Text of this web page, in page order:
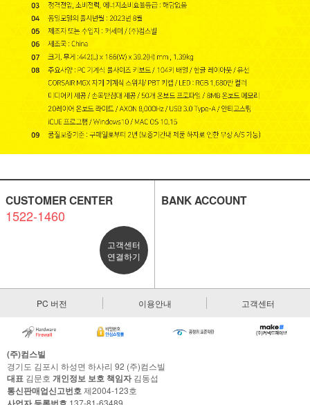
CUSTOMER CENTER
1522-1460
고객센터
연결하기
BANK ACCOUNT
PC 버전 이용안내 고객센터
(주)컴스빌
경기도 김포시 하성면 하사리 92 (주)컴스빌
대표 김문호 개인정보 보호 책임자김동섭
통신판매업신고번호 제2004-123호
137-81-63489